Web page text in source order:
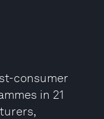
consumer
in 21